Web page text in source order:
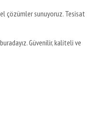
çözümler sunuyoruz. Tesisat
Güvenilir, kaliteli ve